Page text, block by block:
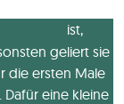
ist,
geliert sie
die ersten Male
eine kleine